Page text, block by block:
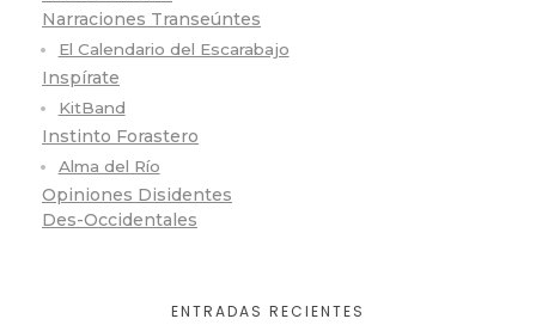
Narraciones Transeúntes
El Calendario del Escarabajo
Inspírate
KitBand
Instinto Forastero
Alma del Río
Opiniones Disidentes
Des-Occidentales
ENTRADAS RECIENTES